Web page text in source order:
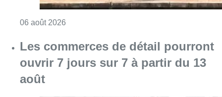
06 août 2026
Les commerces de détail pourront
ouvrir 7 jours sur 7 à partir du 13
août